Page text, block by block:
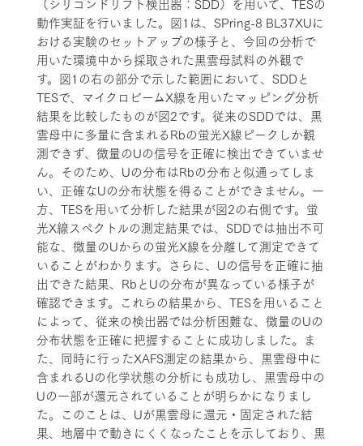
動作実証を行いました。図1は、SPring-8 BL37XUに
おける実験のセットアップの様子と、今回の分析で
用いた環境中から採取された黒雲母試料の外観で
す。図1の右の部分で示した範囲において、SDDと
TESで、マイクロビームX線を用いたマッピング分析
結果を比較したものが図2です。従来のSDDでは、黒
雲母中に多量に含まれるRbの蛍光X線ピークしか観
測できず、微量のUの信号を正確に検出できていませ
ん。そのため、Uの分布はRbの分布と似通ってしま
い、正確なUの分布状態を得ることができません。一
方、TESを用いて分析した結果が図2の右側です。蛍
光X線スペクトルの測定結果では、SDDでは抽出不可
能な、微量のUからの蛍光X線を分離して測定できて
いることがわかります。さらに、Uの信号を正確に抽
出できた結果、RbとUの分布が異なっている様子が
確認できます。これらの結果から、TESを用いること
によって、従来の検出器では分析困難な、微量のUの
分布状態を正確に把握することに成功しました。ま
た、同時に行ったXAFS測定の結果から、黒雲母中に
含まれるUの化学状態の分析にも成功し、黒雲母中の
Uの一部が還元されていることが明らかになりまし
た。このことは、Uが黒雲母に還元・固定された結
果、地層中で動きにくくなったことを示しており、黒